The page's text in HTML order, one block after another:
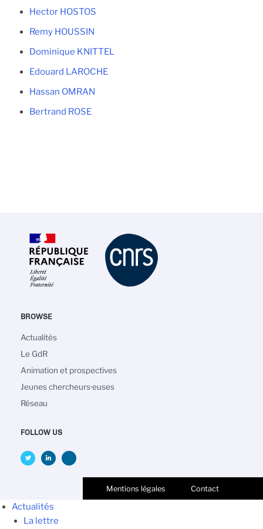
Hector HOSTOS
Remy HOUSSIN
Dominique KNITTEL
Edouard LAROCHE
Hassan OMRAN
Bertrand ROSE
BROWSE
Navigation
principale
Actualités
Le GdR
Animation et prospectives
Jeunes chercheurs·euses
Réseau
FOLLOW US
Mentions légales Contact
Actualités
La lettre